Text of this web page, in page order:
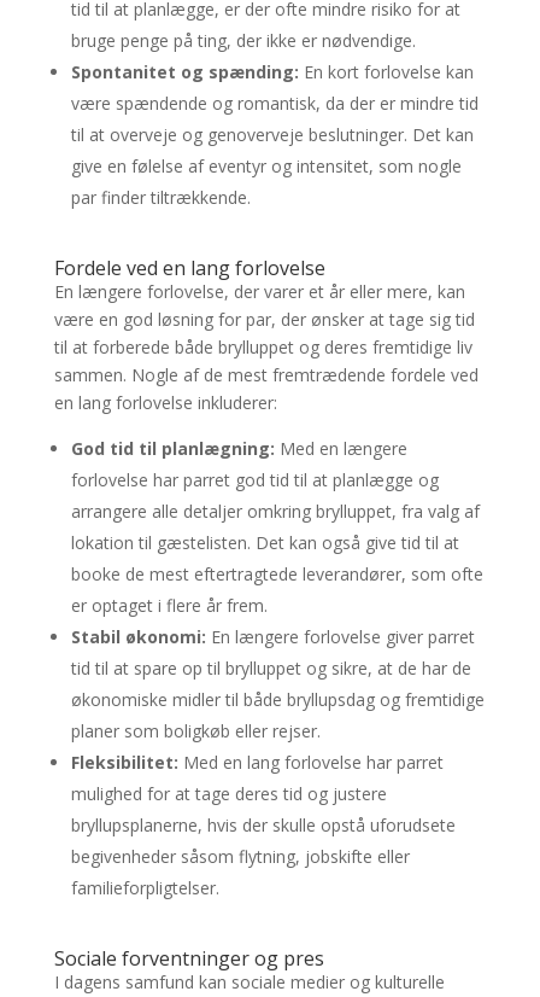
tid til at planlægge, er der ofte mindre risiko for at
bruge penge på ting, der ikke er nødvendige.
Spontanitet og spænding: En kort forlovelse kan
være spændende og romantisk, da der er mindre tid
til at overveje og genoverveje beslutninger. Det kan
give en følelse af eventyr og intensitet, som nogle
par finder tiltrækkende.
Fordele ved en lang forlovelse
En længere forlovelse, der varer et år eller mere, kan
være en god løsning for par, der ønsker at tage sig tid
til at forberede både brylluppet og deres fremtidige liv
sammen. Nogle af de mest fremtrædende fordele ved
en lang forlovelse inkluderer:
God tid til planlægning: Med en længere
forlovelse har parret god tid til at planlægge og
arrangere alle detaljer omkring brylluppet, fra valg af
lokation til gæstelisten. Det kan også give tid til at
booke de mest eftertragtede leverandører, som ofte
er optaget i flere år frem.
Stabil økonomi: En længere forlovelse giver parret
tid til at spare op til brylluppet og sikre, at de har de
økonomiske midler til både bryllupsdag og fremtidige
planer som boligkøb eller rejser.
Fleksibilitet: Med en lang forlovelse har parret
mulighed for at tage deres tid og justere
bryllupsplanerne, hvis der skulle opstå uforudsete
begivenheder såsom flytning, jobskifte eller
familieforpligtelser.
Sociale forventninger og pres
I dagens samfund kan sociale medier og kulturelle